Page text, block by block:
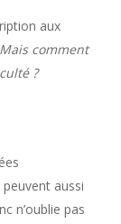
aux
Mais comment
?
aussi
n’oublie pas